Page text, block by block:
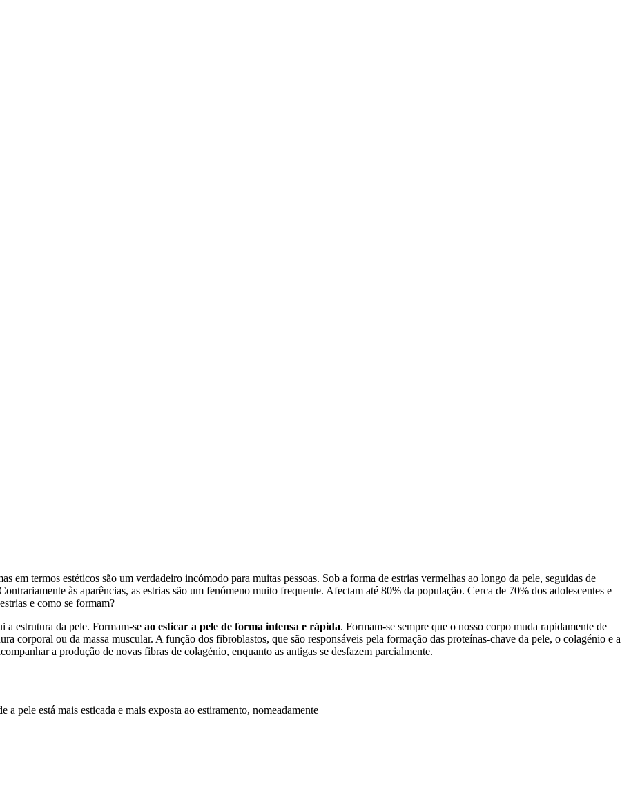
em termos estéticos são um verdadeiro incómodo para muitas pessoas. Sob a forma de estrias vermelhas ao longo da pele, seguidas de
às aparências, as estrias são um fenómeno muito frequente. Afectam até 80% da população. Cerca de 70% dos adolescentes e
e como se formam?
a estrutura da pele. Formam-se ao esticar a pele de forma intensa e rápida. Formam-se sempre que o nosso corpo muda rapidamente de
corporal ou da massa muscular. A função dos fibroblastos, que são responsáveis pela formação das proteínas-chave da pele, o colagénio e a
a produção de novas fibras de colagénio, enquanto as antigas se desfazem parcialmente.
pele está mais esticada e mais exposta ao estiramento, nomeadamente